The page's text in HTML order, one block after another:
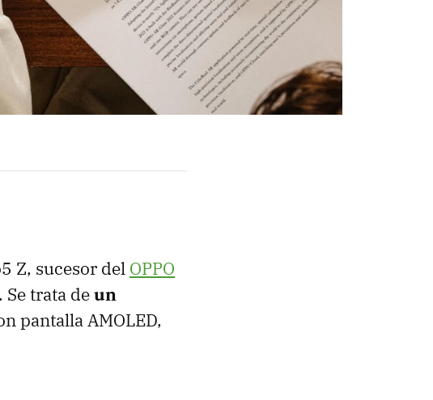
Z, sucesor del OPPO
. Se trata deun
pantalla AMOLED,